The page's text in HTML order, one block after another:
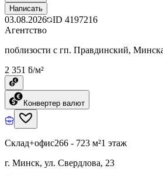
Написать
03.08.2026 ID 4197216
Агентство
поблизости с гп. Правдинский,
2 351 ƃ/м²
Конвертер валют
Склад+офис266 - 723 м²1 этаж
г. Минск, ул. Свердлова, 23